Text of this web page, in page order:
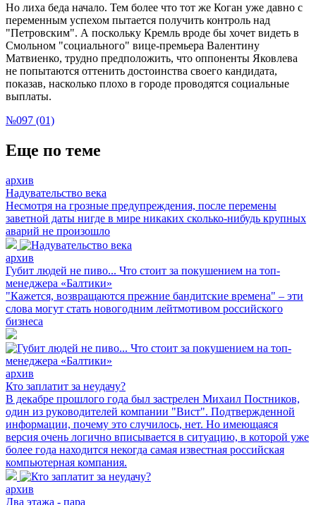
Но лиха беда начало. Тем более что тот же Коган уже давно с
переменным успехом пытается получить контроль над
"Петровским". А поскольку Кремль вроде бы хочет видеть в
Смольном "социального" вице-премьера Валентину
Матвиенко, трудно предположить, что оппоненты Яковлева
не попытаются оттенить достоинства своего кандидата,
показав, насколько плохо в городе проводятся социальные
выплаты.
№097 (01)
Еще по теме
архив
Надувательство века
Несмотря на грозные предупреждения, после перемены
заветной даты нигде в мире никаких сколько-нибудь крупных
аварий не произошло
архив
Губит людей не пиво... Что стоит за покушением на топ-
менеджера «Балтики»
"Кажется, возвращаются прежние бандитские времена" – эти
слова могут стать новогодним лейтмотивом российского
бизнеса
архив
Кто заплатит за неудачу?
В декабре прошлого года был застрелен Михаил Постников,
один из руководителей компании "Вист". Подтвержденной
информации, почему это случилось, нет. Но имеющаяся
версия очень логично вписывается в ситуацию, в которой уже
более года находится некогда самая известная российская
компьютерная компания.
архив
Два этажа - пара